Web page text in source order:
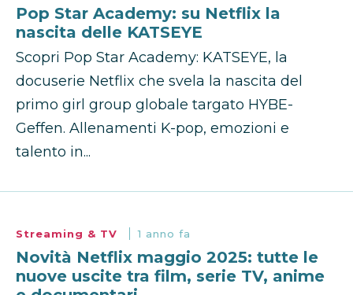
Pop Star Academy: su Netflix la
nascita delle KATSEYE
Scopri Pop Star Academy: KATSEYE, la
docuserie Netflix che svela la nascita del
primo girl group globale targato HYBE-
Geffen. Allenamenti K-pop, emozioni e
talento in...
Streaming & TV 1 anno fa
Novità Netflix maggio 2025: tutte le
nuove uscite tra film, serie TV, anime